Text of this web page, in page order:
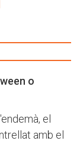
o
el
amb el